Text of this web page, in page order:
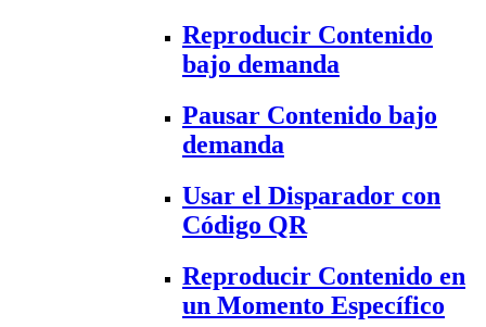
Reproducir Contenido
bajo demanda
Pausar Contenido bajo
demanda
Usar el Disparador con
Código QR
Reproducir Contenido en
un Momento Específico